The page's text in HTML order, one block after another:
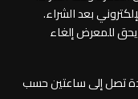
بعد الشراء.
يحق للمعرض إلغاء
تصل إلى ساعتين حسب